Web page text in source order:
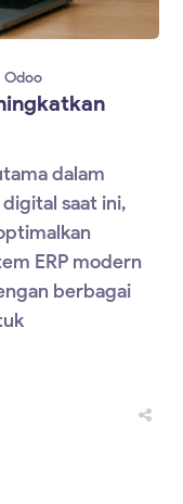
Odoo
dalam
saat ini,
ERP modern
berbagai